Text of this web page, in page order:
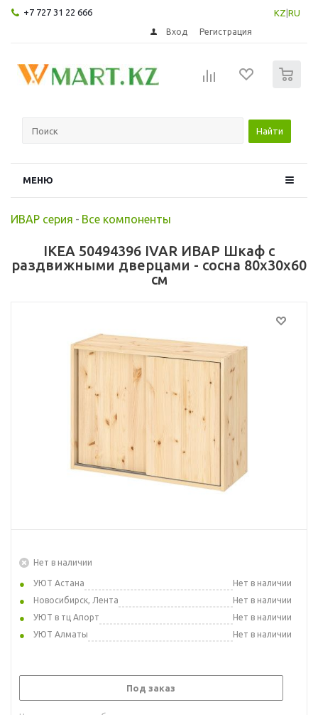
+7 727 31 22 666 KZ RU
Вход Регистрация
Найти
МЕНЮ
ИВАР серия - Все компоненты
IKEA 50494396 IVAR ИВАР Шкаф с
раздвижными дверцами - сосна 80x30x60
см
Нет в наличии
УЮТ Астана
Нет в наличии
Новосибирск, Лента
Нет в наличии
УЮТ в тц Апорт
Нет в наличии
УЮТ Алматы
Нет в наличии
Под заказ